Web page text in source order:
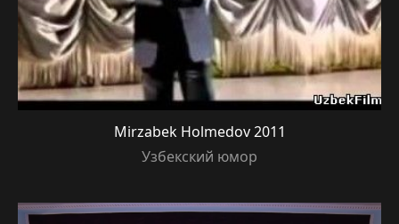
Mirzabek Holmedov 2011
Узбекский юмор